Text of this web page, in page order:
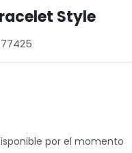
Style
por el momento